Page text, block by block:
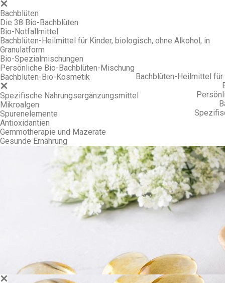
Bachblüten
Die 38 Bio-Bachblüten
Bio-Notfallmittel
Bachblüten-Heilmittel für Kinder, biologisch, ohne Alkohol, in
Granulatform
Bio-Spezialmischungen
Persönliche Bio-Bachblüten-Mischung
Bachblüten-Bio-Kosmetik
Spezifische Nahrungsergänzungsmittel
Mikroalgen
Spurenelemente
Antioxidantien
Gemmotherapie und Mazerate
Gesunde Ernährung
Bachblüten-Heilmittel für